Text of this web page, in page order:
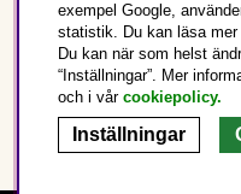
Sverige
exempel Google,
statistik. Du kan läsa
Du kan när som helst
“Inställningar”. Mer
och i vår cookiepolicy.
Inställningar